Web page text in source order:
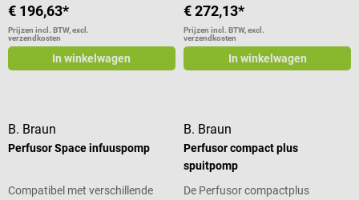
druppelsnelheden dankzij
druppelregelaar
Slangonafhankelijk Schuifklem
voor kortstondige
infuusonderbreking Met Lock-
Leveringsomvang 1 verpakking
B. Braun Exadrop met
terugslagklep: 100 stuks
€ 196,63*
Prijzen incl. BTW, excl.
verzendkosten
In winkelwagen
€ 272,13*
Prijzen incl. BTW, excl.
verzendkosten
In winkelwagen
B. Braun
Perfusor Space infuuspomp
Compatibel met verschillende
B. Braun
Perfusor compact plus
spuitpomp
De Perfusor compactplus